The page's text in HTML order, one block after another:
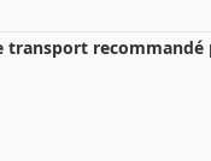
transport